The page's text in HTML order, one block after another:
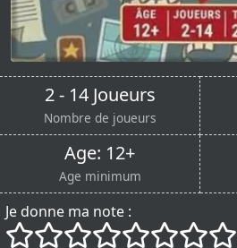
2 - 14 Joueurs
Nombre de joueurs
Age: 12+
Age minimum
Je donne ma note :
()
() () () () () ()